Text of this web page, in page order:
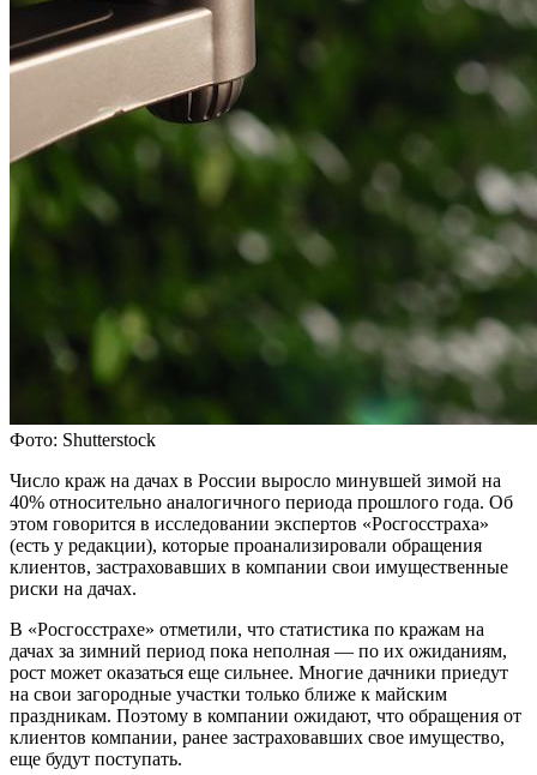
Фото: Shutterstock
Число краж на дачах в России выросло минувшей зимой на
40% относительно аналогичного периода прошлого года. Об
этом говорится в исследовании экспертов «Росгосстраха»
(есть у редакции), которые проанализировали обращения
клиентов, застраховавших в компании свои имущественные
риски на дачах.
В «Росгосстрахе» отметили, что статистика по кражам на
дачах за зимний период пока неполная — по их ожиданиям,
рост может оказаться еще сильнее. Многие дачники приедут
на свои загородные участки только ближе к майским
праздникам. Поэтому в компании ожидают, что обращения от
клиентов компании, ранее застраховавших свое имущество,
еще будут поступать.